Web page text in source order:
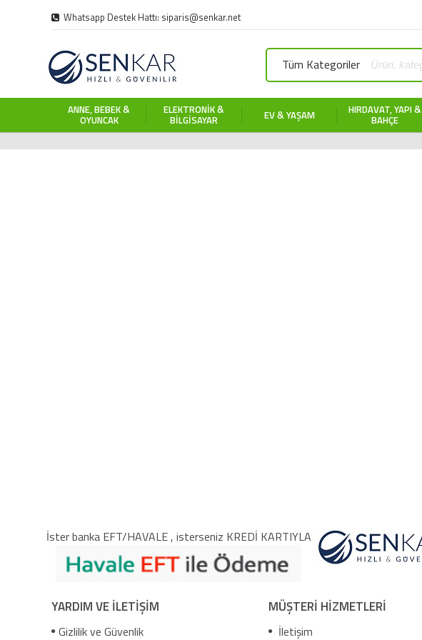
Whatsapp Destek Hattı: siparis@senkar.net
Tüm Kategoriler
ANNE, BEBEK &
OYUNCAK
ELEKTRONIK &
BILGISAYAR EV & YAŞAM HIRDAVAT, YAPI &
BAHÇE
İster banka EFT/HAVALE , isterseniz KREDİ KARTIYLA
YARDIM VE İLETİŞİM
Gizlilik ve Güvenlik
MÜŞTERİ HİZMETLERİ
İletişim